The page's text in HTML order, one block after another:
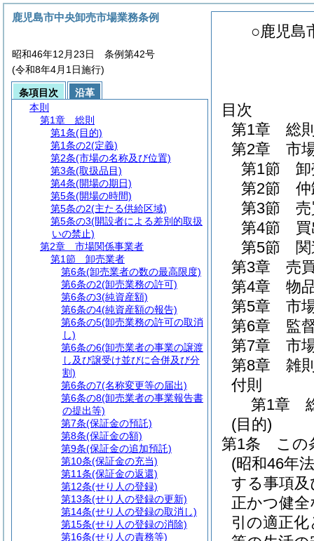
○鹿児島
目次
第1章
総
第2章
市
第1節
第2節
第3節
第4節
第5節
第3章
売
第4章
物
第5章
市
第6章
監
第7章
市
第8章
雑
付則
第1章
(目的)
第1条
この
(昭和46年
する事項
正かつ健
引の適正
鹿児島市中央卸売市場業務条例
昭和46年12月23日 条例第42号
(令和8年4月1日施行)
条項目次
沿革
本則
第1章
総則
第1条(目的)
第1条の2(定義)
第2条(市場の名称及び位置)
第3条(取扱品目)
第4条(開場の期日)
第5条(開場の時間)
第5条の2(主たる供給区域)
第5条の3(開設者による差別的取扱
いの禁止)
第2章
市場関係事業者
第1節
卸売業者
第6条(卸売業者の数の最高限度)
第6条の2(卸売業務の許可)
第6条の3(純資産額)
第6条の4(純資産額の報告)
第6条の5(卸売業務の許可の取消
し)
第6条の6(卸売業者の事業の譲渡
し及び譲受け並びに合併及び分
割)
第6条の7(名称変更等の届出)
第6条の8(卸売業者の事業報告書
の提出等)
第7条(保証金の預託)
第8条(保証金の額)
第9条(保証金の追加預託)
第10条(保証金の充当)
第11条(保証金の返還)
第12条(せり人の登録)
第13条(せり人の登録の更新)
第14条(せり人の登録の取消し)
第15条(せり人の登録の消除)
第16条(せり人の責務等)